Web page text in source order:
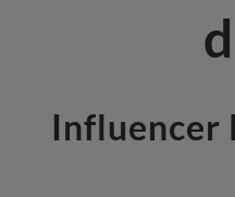
Influencer